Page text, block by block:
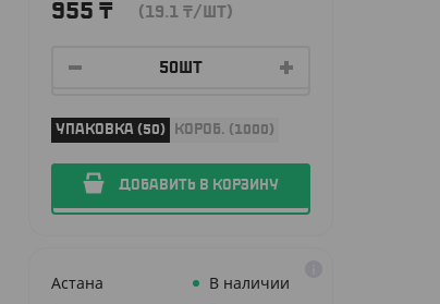
955 ₸ (19.1 ₸/ШТ)
УПАКОВКА (50) КОРОБ. (1000)
ДОБАВИТЬ В КОРЗИНУ
Астана
В наличии